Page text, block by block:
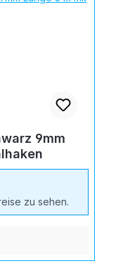
9mm
zu sehen.